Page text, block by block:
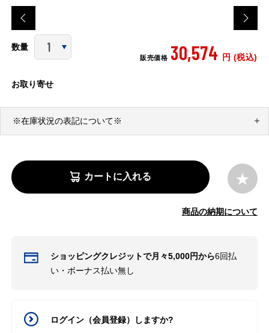
数量
販売価格 30,574 円 (税込)
お取り寄せ
※在庫状況の表記について※
カートに入れる
商品の納期について
ショッピングクレジットで月々5,000円から6回払
い・ボーナス払い無し
ログイン（会員登録）しますか?